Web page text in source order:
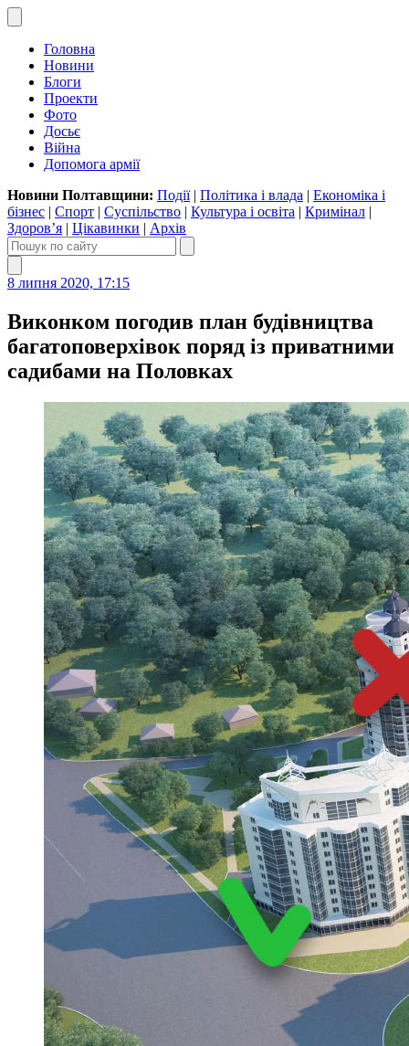
Головна
Новини
Блоги
Проекти
Фото
Досьє
Війна
Допомога армії
Новини Полтавщини: Події| Політика і влада | Економіка і
бізнес | Спорт | Суспільство | Культура і освіта | Кримінал |
Здоров’я | Цікавинки | Архів
8 липня 2020, 17:15
Виконком погодив план будівництва
багатоповерхівок поряд із приватними
садибами на Половках